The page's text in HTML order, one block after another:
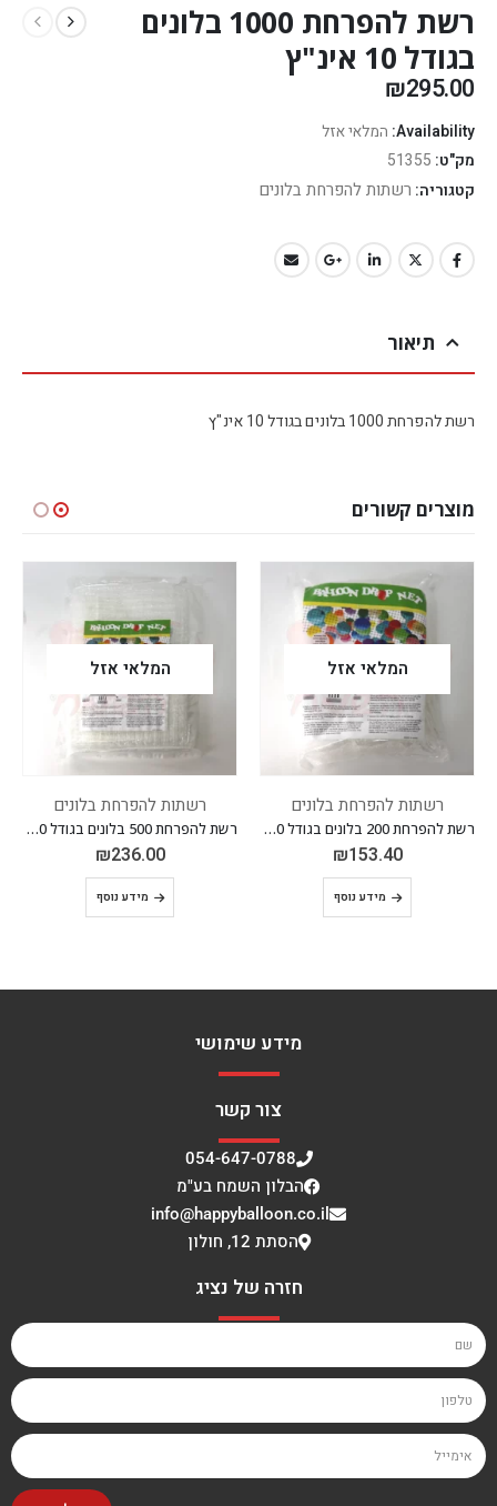
רשת להפרחת 1000 בלונים
בגודל 10 אינ"ץ
₪295.00
Availability: המלאי אזל
מק"ט: 51355
קטגוריה: רשתות להפרחת בלונים
תיאור
רשת להפרחת 1000 בלונים בגודל 10 אינ"ץ
מוצרים קשורים
המלאי אזל
רשתות להפרחת בלונים
רשת להפרחת 200 בלונים בגודל 10 אינ"ץ
₪153.40
מידע נוסף
המלאי אזל
רשתות להפרחת בלונים
רשת להפרחת 500 בלונים בגודל 10 אינ"ץ
₪236.00
מידע נוסף
מידע שימושי
צור קשר
054-647-0788
הבלון השמח בע"מ
info@happyballoon.co.il
הסתת 12, חולון
חזרה של נציג